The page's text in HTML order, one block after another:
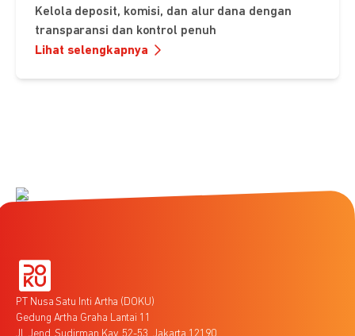
Kelola deposit, komisi, dan alur dana dengan
transparansi dan kontrol penuh
Lihat selengkapnya
PT Nusa Satu Inti Artha (DOKU)
Gedung Artha Graha Lantai 11